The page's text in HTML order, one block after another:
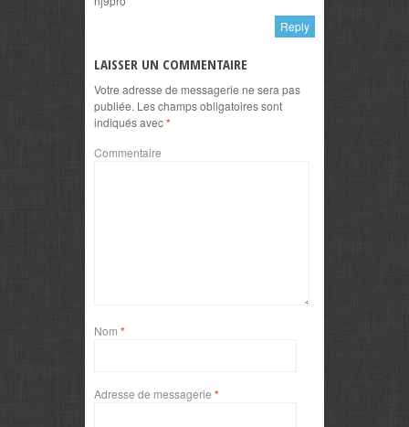
Reply
LAISSER UN COMMENTAIRE
Votre adresse de messagerie ne sera pas
publiée. Les champs obligatoires sont
indiqués avec*
Commentaire
Nom *
Adresse de messagerie *